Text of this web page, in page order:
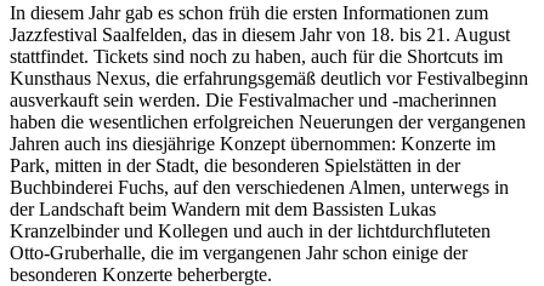
In diesem Jahr gab es schon früh die ersten Informationen zum
Jazzfestival Saalfelden, das in diesem Jahr von 18. bis 21. August
stattfindet. Tickets sind noch zu haben, auch für die Shortcuts im
Kunsthaus Nexus, die erfahrungsgemäß deutlich vor Festivalbeginn
ausverkauft sein werden. Die Festivalmacher und -macherinnen
haben die wesentlichen erfolgreichen Neuerungen der vergangenen
Jahren auch ins diesjährige Konzept übernommen: Konzerte im
Park, mitten in der Stadt, die besonderen Spielstätten in der
Buchbinderei Fuchs, auf den verschiedenen Almen, unterwegs in
der Landschaft beim Wandern mit dem Bassisten Lukas
Kranzelbinder und Kollegen und auch in der lichtdurchfluteten
Otto-Gruberhalle, die im vergangenen Jahr schon einige der
besonderen Konzerte beherbergte.